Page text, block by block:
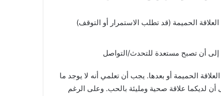
الحميمة (قد تطلب الاستمرار أو التوقف)
أن تصبح مستعدة للتحدث/التواصل
الحميمة أو بعدها. يجب أن تعلمي أنه لا يوجد ما
لديكما علاقة صحية ومليئة بالحب. وعلى الرغم